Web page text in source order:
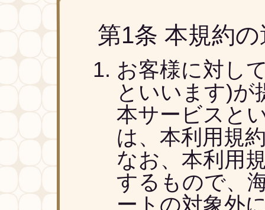
第1条 本規約
お客様に対し
といいます)が
本サービスと
は、本利用規
なお、本利用
するもので、
ートの対象外